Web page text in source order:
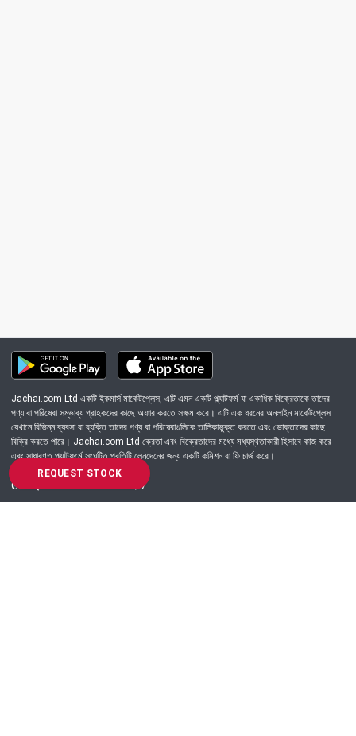
REQUEST STOCK
Jachai.com Ltd একটি ইকমার্স মার্কেটপ্লেস, এটি এমন একটি প্ল্যাটফর্ম যা একাধিক বিক্রেতাকে তাদের
পণ্য বা পরিষেবা সম্ভাব্য গ্রাহকদের কাছে অফার করতে সক্ষম করে। এটি এক ধরনের অনলাইন মার্কেটপ্লেস
যেখানে বিভিন্ন ব্যবসা বা ব্যক্তি তাদের পণ্য বা পরিষেবাগুলিকে তালিকাভুক্ত করতে এবং ভোক্তাদের কাছে
বিক্রি করতে পারে। Jachai.com Ltd ক্রেতা এবং বিক্রেতাদের মধ্যে মধ্যস্থতাকারী হিসাবে কাজ করে
এবং সাধারণত প্ল্যাটফর্মে সংঘটিত প্রতিটি লেনদেনের জন্য একটি কমিশন বা ফি চার্জ করে।
Got Question? Call us 24/7